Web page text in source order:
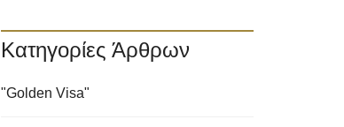
Κατηγορίες Άρθρων
"Golden Visa"